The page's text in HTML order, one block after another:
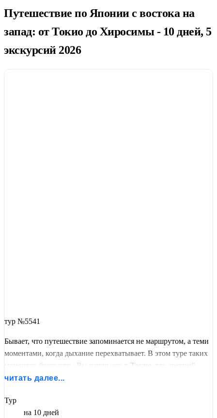
Путешествие по Японии с востока на
запад: от Токио до Хиросимы - 10 дней, 5
экскурсий 2026
тур №5541
Бывает, что путешествие запоминается не маршрутом, а теми
моментами, когда дыхание перехватывает. В этом туре таких
моментов будет пять. Вы начинаете в Токио
, где древний
храмСэнсо-дзивстречает вас ароматом благовоний, а
примете участие в чайной церемонии, прогуляетесь по
футуристичнойОдайбе
читать далее...
Тур
на 10 дней